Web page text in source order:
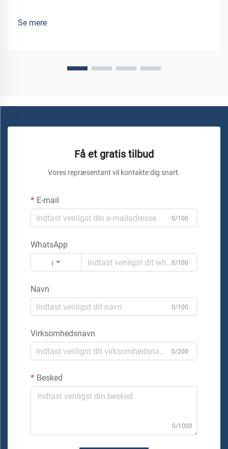
brugerdefineret metalarbejde eller løser udfordringer inden
Se mere
Få et gratis tilbud
Vores repræsentant vil kontakte dig snart.
E-mail
0/100
WhatsApp
Kode
0/100
Navn
0/100
Virksomhedsnavn
0/200
Besked
0/1000